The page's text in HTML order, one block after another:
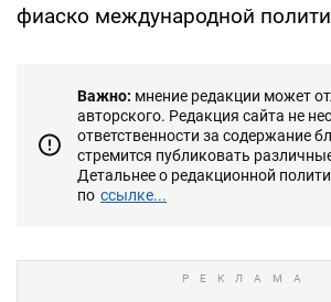
фиаско международной
Важно: мнение редакции может
авторского. Редакция сайта не
ответственности за содержание
стремится публиковать
Детальнее о редакционной
по ссылке...